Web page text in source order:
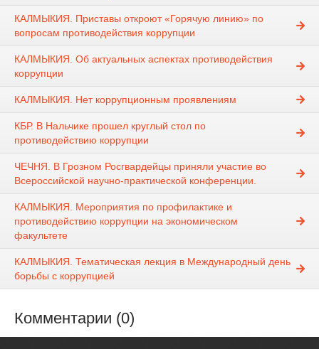
КАЛМЫКИЯ. Приставы откроют «Горячую линию» по
вопросам противодействия коррупции
КАЛМЫКИЯ. Об актуальных аспектах противодействия
коррупции
КАЛМЫКИЯ. Нет коррупционным проявлениям
КБР. В Нальчике прошел круглый стол по
противодействию коррупции
ЧЕЧНЯ. В Грозном Росгвардейцы приняли участие во
Всероссийской научно-практической конференции.
КАЛМЫКИЯ. Мероприятия по профилактике и
противодействию коррупции на экономическом
факультете
КАЛМЫКИЯ. Тематическая лекция в Международный день
борьбы с коррупцией
Комментарии (0)